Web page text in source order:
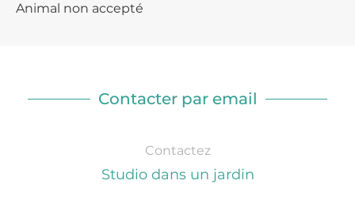
Animal non accepté
Contacter par email
Contactez
Studio dans un jardin